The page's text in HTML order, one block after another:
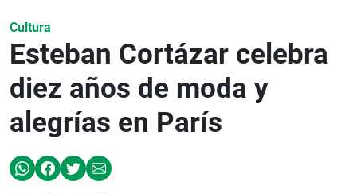
Cultura
Esteban Cortázar celebra
diez años de moda y
alegrías en París